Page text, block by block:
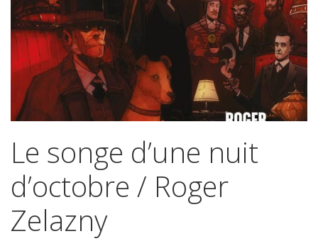
Le songe d’une nuit
d’octobre / Roger
Zelazny